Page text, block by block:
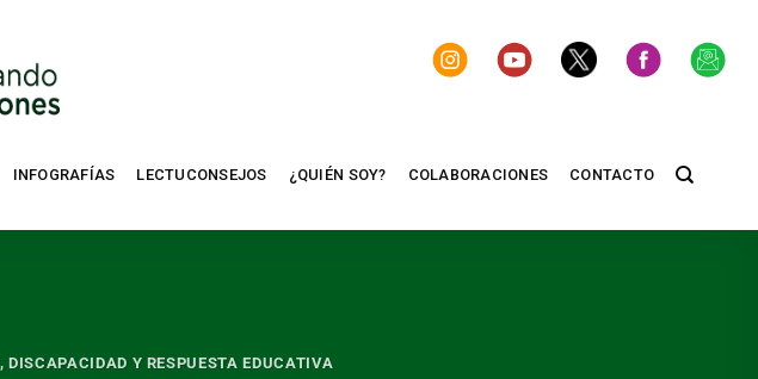
INFOGRAFÍAS LECTUCONSEJOS ¿QUIÉN SOY? COLABORACIONES CONTACTO
,DISCAPACIDAD Y RESPUESTA EDUCATIVA